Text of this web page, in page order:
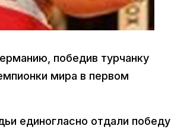
победив турчанку
мира в первом
единогласно отдали победу